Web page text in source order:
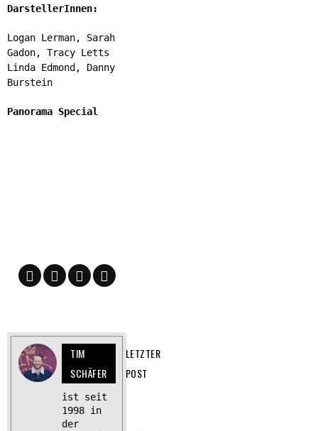
DarstellerInnen:
Logan Lerman, Sarah
Gadon, Tracy Letts
Linda Edmond, Danny
Burstein
Panorama Special
TIM
SCHÄFER
LETZTER
POST
ist seit
1998 in
der